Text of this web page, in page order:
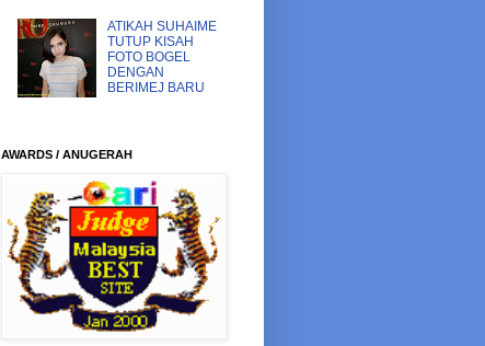
ATIKAH SUHAIME
TUTUP KISAH
FOTO BOGEL
DENGAN
BERIMEJ BARU
AWARDS / ANUGERAH